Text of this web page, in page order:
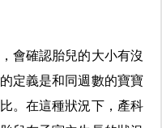
會確認胎兒的大小有沒
定義是和同週數的寶寶
。在這種狀況下，產科